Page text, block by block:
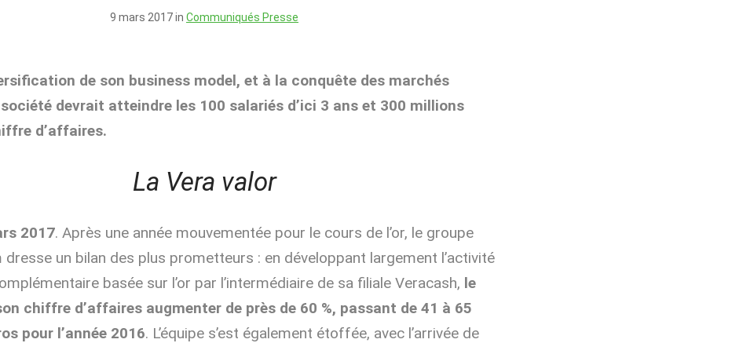
9 mars 2017 in Communiqués Presse
de son business model, et à la conquête des marchés
devrait atteindre les 100 salariés d’ici 3 ans et 300 millions
d’affaires.
La Vera valor
2017. Après une année mouvementée pour le cours de l’or, le groupe
un bilan des plus prometteurs : en développant largement l’activité
basée sur l’or par l’intermédiaire de sa filiale Veracash, le
chiffre d’affaires augmenter de près de 60 %, passant de 41 à 65
pour l’année 2016. L’équipe s’est également étoffée, avec l’arrivée de